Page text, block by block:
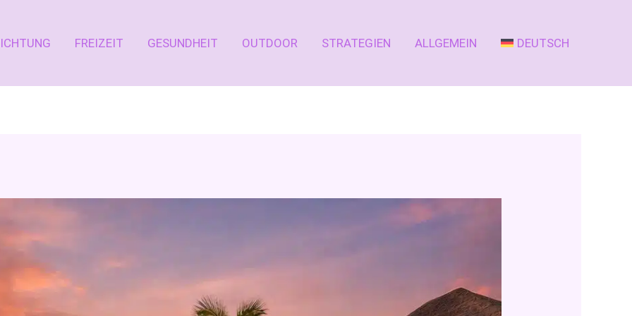
FREIZEIT GESUNDHEIT OUTDOOR STRATEGIEN ALLGEMEIN DEUTSCH